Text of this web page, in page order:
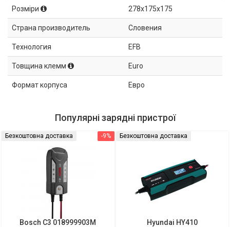
Розміри 278x175x175
Страна производитель Словения
Технология EFB
Товщина клемм Euro
Формат корпуса Евро
Популярні зарядні пристрої
-9%
Безкоштовна доставка
Bosch C3 018999903M
Безкоштовна доставка
Hyundai HY410